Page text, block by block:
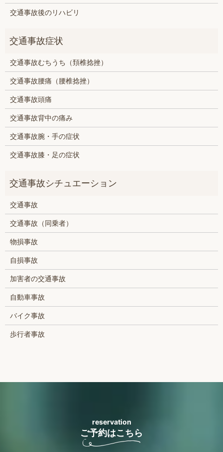
交通事故後のリハビリ
交通事故むちうち（頚椎捻挫）
交通事故腰痛（腰椎捻挫）
交通事故頭痛
交通事故背中の痛み
交通事故腕・手の症状
交通事故膝・足の症状
交通事故
交通事故（同乗者）
物損事故
自損事故
加害者の交通事故
自動車事故
バイク事故
歩行者事故
reservation
ご予約はこちら